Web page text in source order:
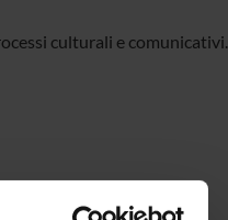
culturali e comunicativi.